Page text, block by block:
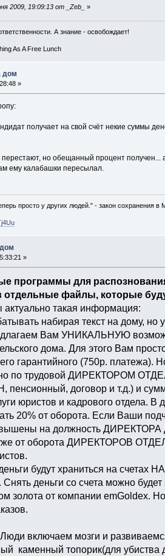
2009, 19:09:13 от _Zeb_ »
А знание - освобождает!
As A Free Lunch
дом
»
получает на свой счёт некие суммы
перестают, но обещанный процент получен...
ему калабашки пересылал.
просто у других людей." - закон сохранения в
»
программы для
файлы, которые
такая информация:
набирая текст на дому, но
Вам УНИКАЛЬНУЮ
дома. Для этого Вам
гарантийного (750р. платежа).
по трудовой ДИРЕКТОРОМ
пенсионный, договор и т.д.) и
юристов и кадрового
20% от оборота. Если Ваши
на должность
от оборота ДИРЕКТОРОВ
будут храниться на счетах
деньги со счета можно
золота от компании emGoldex.
Люди включаем мозги и
каменный топорик(для